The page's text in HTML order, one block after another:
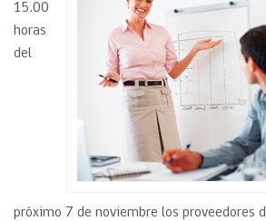
15.00
horas
del
próximo 7 de noviembre los proveedores